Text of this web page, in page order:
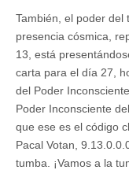
También, el poder del
presencia cósmica,
13, está
carta para el día 27,
del Poder
Poder Inconsciente
que ese es el código
Pacal Votan,
tumba. ¡Vamos a la